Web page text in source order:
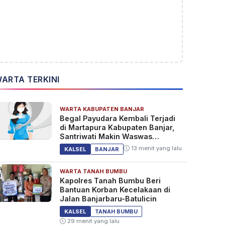
TERKINI
WARTA KABUPATEN BANJAR
Begal Payudara Kembali Terjadi
di Martapura Kabupaten Banjar,
Santriwati Makin Waswas
Melintas
KALSEL BANJAR 13 menit yang lalu
WARTA TANAH BUMBU
Kapolres Tanah Bumbu Beri
Bantuan Korban Kecelakaan di
Jalan Banjarbaru-Batulicin
KALSEL
TANAH BUMBU
29 menit yang lalu